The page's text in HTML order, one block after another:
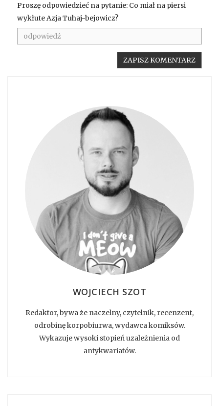
Proszę odpowiedzieć na pytanie: Co miał na piersi
wykłute Azja Tuhaj-bejowicz?
WOJCIECH SZOT
Redaktor, bywa że naczelny, czytelnik, recenzent,
odrobinę korpobiurwa, wydawca komiksów.
Wykazuje wysoki stopień uzależnienia od
antykwariatów.